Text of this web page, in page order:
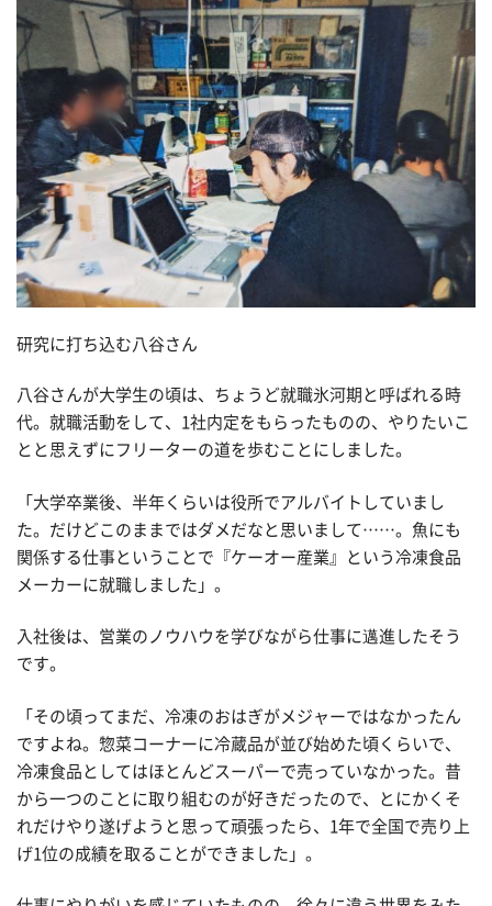
研究に打ち込む八谷さん
八谷さんが大学生の頃は、ちょうど就職氷河期と呼ばれる時
代。就職活動をして、1社内定をもらったものの、やりたいこ
とと思えずにフリーターの道を歩むことにしました。
「大学卒業後、半年くらいは役所でアルバイトしていまし
た。だけどこのままではダメだなと思いまして……。魚にも
関係する仕事ということで『ケーオー産業』という冷凍食品
メーカーに就職しました」。
入社後は、営業のノウハウを学びながら仕事に邁進したそう
です。
「その頃ってまだ、冷凍のおはぎがメジャーではなかったん
ですよね。惣菜コーナーに冷蔵品が並び始めた頃くらいで、
冷凍食品としてはほとんどスーパーで売っていなかった。昔
から一つのことに取り組むのが好きだったので、とにかくそ
れだけやり遂げようと思って頑張ったら、1年で全国で売り上
げ1位の成績を取ることができました」。